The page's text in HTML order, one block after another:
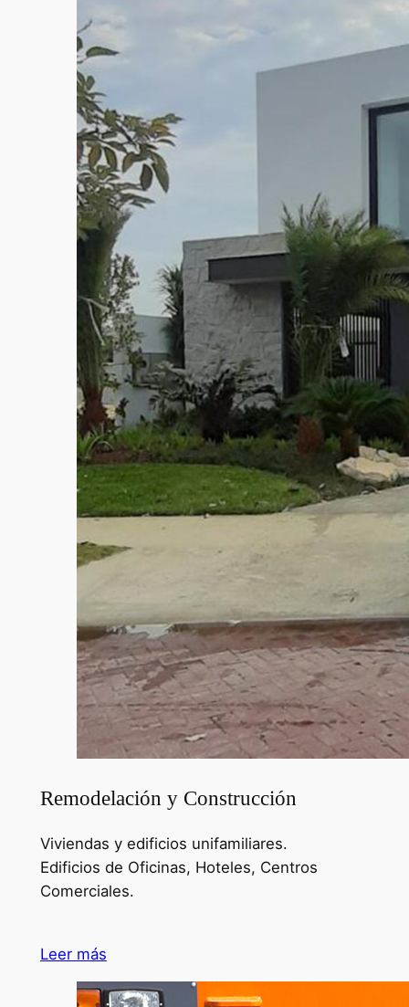
Remodelación y Construcción
Viviendas y edificios unifamiliares.
Edificios de Oficinas, Hoteles, Centros
Comerciales.
Leer más